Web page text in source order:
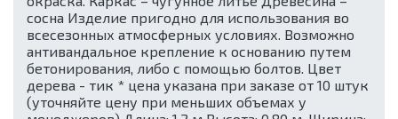
сосна Изделие пригодно для использования во
всесезонных атмосферных условиях. Возможно
антивандальное крепление к основанию путем
бетонирования, либо с помощью болтов. Цвет
дерева - тик * цена указана при заказе от 10 штук
(уточняйте цену при меньших объемах у